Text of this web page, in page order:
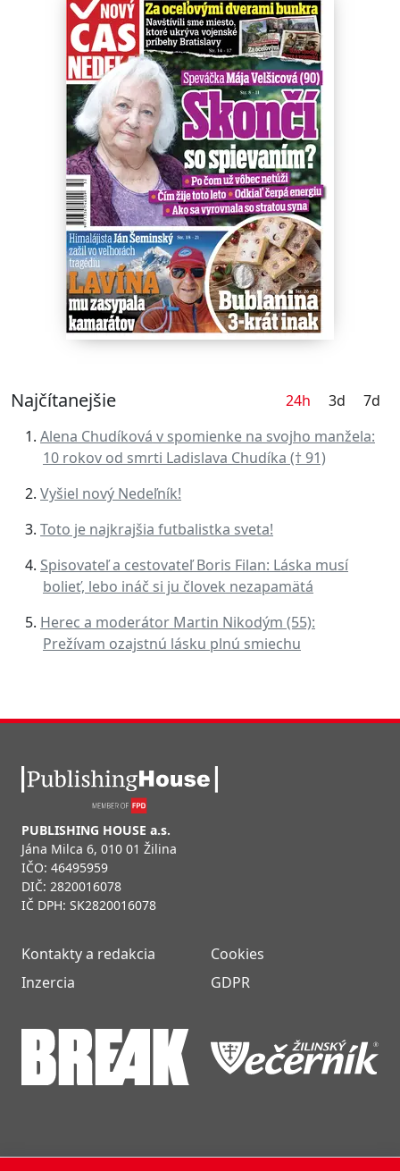
Najčítanejšie 24h 3d
7d
Alena Chudíková v spomienke na svojho manžela:
10 rokov od smrti Ladislava Chudíka († 91)
Vyšiel nový Nedeľník!
Toto je najkrajšia futbalistka sveta!
Spisovateľ a cestovateľ Boris Filan: Láska musí
bolieť, lebo ináč si ju človek nezapamätá
Herec a moderátor Martin Nikodým (55):
Prežívam ozajstnú lásku plnú smiechu
PUBLISHING HOUSE a.s.
Jána Milca 6, 010 01 Žilina
IČO: 46495959
DIČ: 2820016078
IČ DPH: SK2820016078
Kontakty a redakcia
Inzercia
Cookies
GDPR